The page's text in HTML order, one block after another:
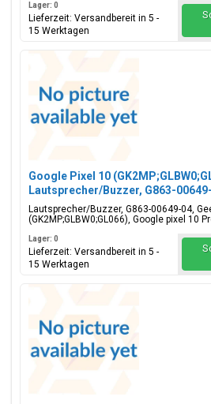
Lager: 0
Lieferzeit: Versandbereit in 5 -
15 Werktagen
Google Pixel 10
Lautsprecher/Buzzer, G863-
Lautsprecher/Buzzer, G863-00649-04,
(GK2MP;GLBW0;GL066), Google pixel 10
Lager: 0
Lieferzeit: Versandbereit in 5 -
15 Werktagen